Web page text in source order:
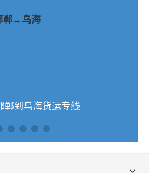
郸→乌海
郸到乌海货运专线